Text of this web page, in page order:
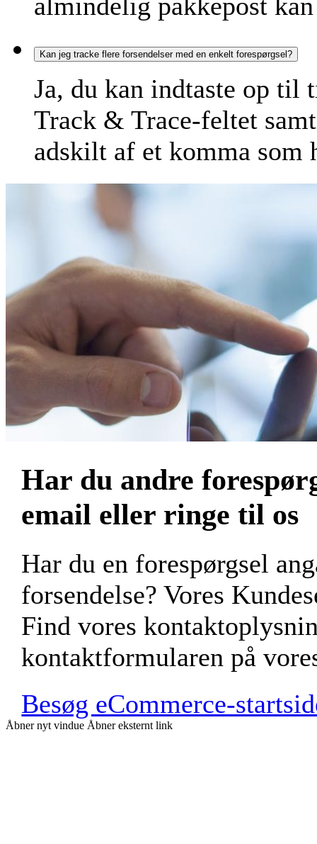
almindelig pakkepost
Kan jeg tracke flere forsendelser med en enkelt forespørgsel?
Ja, du kan indtaste op
Track & Trace-feltet
adskilt af et komma som
Har du andre
email eller ringe til os
Har du en forespørgsel
forsendelse? Vores
Find vores
kontaktformularen på
Besøg eCommerce-
Åbner nyt vindue Åbner eksternt link